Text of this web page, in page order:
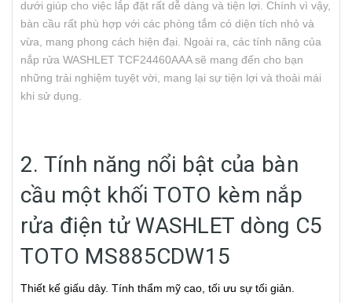
dưới giúp cho việc lắp đặt rất dễ dàng và tiện lợi. Chính vì vậy,
bàn cầu rất phù hợp với các phòng tắm có diện tích nhỏ và
vừa, mang phong cách hiện đại. Ngoài ra, các tính năng của
nắp rửa WASHLET TCF24460AAA sẽ mang đến cho bạn
những trải nghiệm tuyệt vời, mang lại sự tiện lợi và thoải mái
khi sử dụng.
2. Tính năng nổi bật của bàn
cầu một khối TOTO kèm nắp
rửa điện tử WASHLET dòng C5
TOTO MS885CDW15
Thiết kế giấu dây. Tính thẩm mỹ cao, tối ưu sự tối giản.